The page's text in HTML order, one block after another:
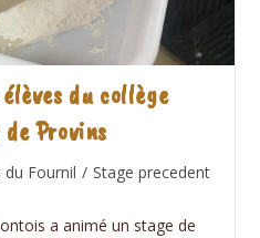
du collège
Provins
du Fournil / Stage precedent
a animé un stage de